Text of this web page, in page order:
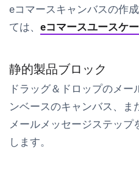
eコマースキャンバスの作
ては、 eコマースユースケ
静的製品ブロック
ドラッグ＆ドロップのメ
ンベースのキャンバス、
メールメッセージステッ
します。